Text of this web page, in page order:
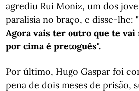
agrediu Rui Moniz, um dos
paralisia no braço, e disse-lhe:
Agora vais ter outro que te vai
por cima é pretoguês".
Por último, Hugo Gaspar foi
pena de dois meses de prisão,